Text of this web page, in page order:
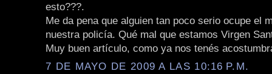
esto???.
Me da pena que alguien tan poco serio ocupe el
nuestra policía. Qué mal que estamos Virgen
Muy buen artículo, como ya nos tenés
7 DE MAYO DE 2009 A LAS 10:16 P.M.